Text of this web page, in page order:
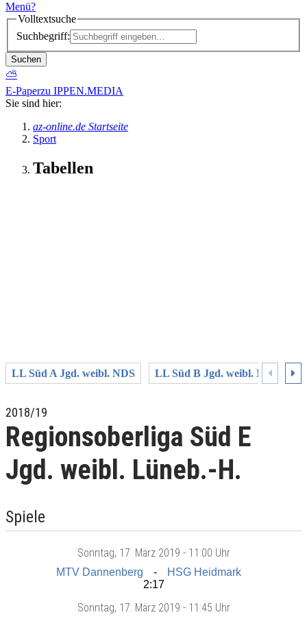
Menü?
Volltextsuche
Suchbegriff:
Suchen
⛅
E-Paperzu IPPEN.MEDIA
Sie sind hier:
az-online.de Startseite
Sport
Tabellen
LL Süd A Jgd. weibl. NDS LL Süd B Jgd. weibl. NDS
2018/19
Regionsoberliga Süd E
Jgd. weibl. Lüneb.-H.
Spiele
Sonntag, 17. März 2019 - 11:00 Uhr
MTV Dannenberg
HSG Heidmark
2:17
Sonntag, 17. März 2019 - 11:45 Uhr